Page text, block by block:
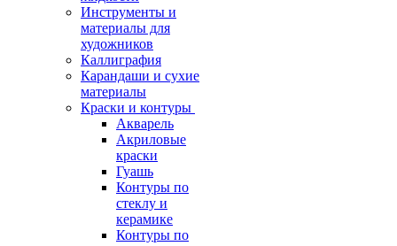
Инструменты и
материалы для
художников
Каллиграфия
Карандаши и сухие
материалы
Краски и контуры
Акварель
Акриловые
краски
Гуашь
Контуры по
стеклу и
керамике
Контуры по